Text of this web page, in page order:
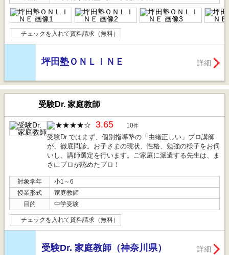
チェックを入れて資料請求（無料）
坪田塾ＯＮＬＩＮＥ 詳細
受験Dr. 家庭教師
3.65 10件
受験Dr.ではまず、個別指導塾の「由緒正しい」プロ講師
が、徹底問診。お子さまの現状、性格、勉強の様子をお伺
いし、講師選定を行います。ご家庭に派遣する先生は、ま
さにプロが認めたプロ！
対象学年
小1～6
授業形式
家庭教師
目的
中学受験
チェックを入れて資料請求（無料）
受験Dr. 家庭教師（神奈川県） 詳細